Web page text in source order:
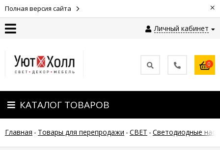
Полная версия сайта ×
Личный кабинет
Оплата
Доставка
Гарантия
0
КАТАЛОГ ТОВАРОВ
Главная - Товары для перепродажи - СВЕТ - Светодиодные